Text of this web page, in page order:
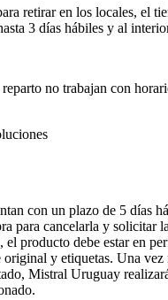
retirar en los locales, el
3 días hábiles y al
no trabajan con
con un plazo de 5 días
para cancelarla y solicitar
el producto debe estar en
original y etiquetas. Una
Mistral Uruguay